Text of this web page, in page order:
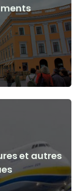
le début de la
et autres
et après le début